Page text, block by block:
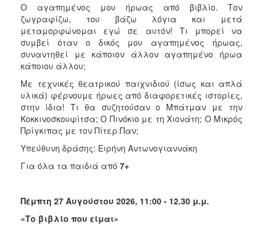
Ο αγαπημένος μου ήρωας από βιβλίο. Τον
ζωγραφίζω, του βάζω λόγια και μετά
μεταμορφώνομαι εγώ σε αυτόν! Τι μπορεί να
συμβεί όταν ο δικός μου αγαπημένος ήρωας,
συναντηθεί με κάποιον άλλον αγαπημένο ήρωα
κάποιου άλλου;
Με τεχνικές θεατρικού παιχνιδιού (ίσως και απλά
υλικά) φέρνουμε ήρωες από διαφορετικές ιστορίες,
στην ίδια! Τι θα συζητούσαν ο Μπάτμαν με την
Κοκκινοσκουφίτσα; Ο Πινόκιο με τη Χιονάτη; Ο Μικρός
Πρίγκιπας με τον Πίτερ Παν;
Υπεύθυνη δράσης: Ειρήνη Αντωνογιαννάκη
Για όλα τα παιδιά από 7+
Πέμπτη 27 Αυγούστου 2026, 11:00 - 12.30 μ.μ.
«Το βιβλίο που είμαι»